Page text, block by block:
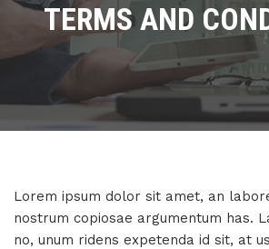
TERMS AND
Lorem ipsum dolor sit amet, an
nostrum copiosae argumentum has.
no, unum ridens expetenda id sit, at